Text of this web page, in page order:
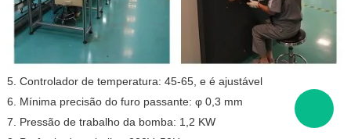
5. Controlador de temperatura: 45-65, e é ajustável
6. Mínima precisão do furo passante: φ 0,3 mm
7. Pressão de trabalho da bomba: 1,2 KW